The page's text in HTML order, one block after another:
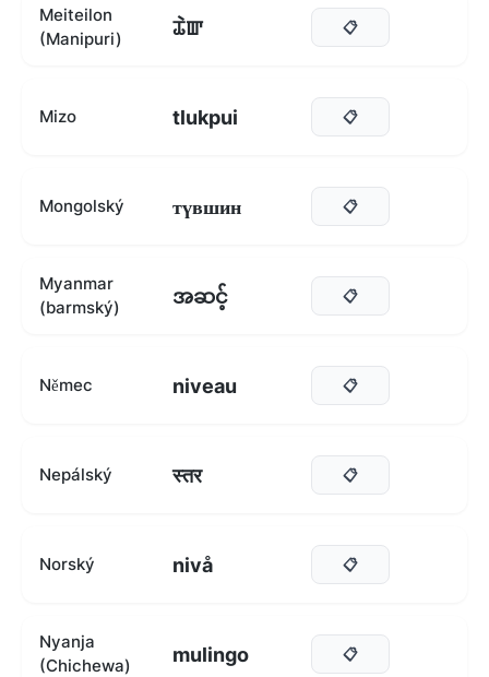
Meiteilon
(Manipuri)
ꯊꯥꯛ 📋
Mizo tlukpui 📋
Mongolský түвшин 📋
Myanmar
(barmský)
အဆင့် 📋
Němec niveau 📋
Nepálský स्तर 📋
Norský nivå 📋
Nyanja
(Chichewa)
mulingo 📋